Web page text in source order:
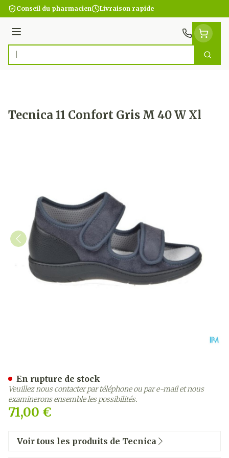
Aller au contenu
Conseil du pharmacien Livraison rapide
Menu
Rechercher
Tecnica 11 Confort Gris M 40 W Xl
71,00 €
En rupture de stock
Veuillez nous contacter par téléphone ou par e-mail et nous
examinerons ensemble les possibilités.
Voir tous les produits de Tecnica